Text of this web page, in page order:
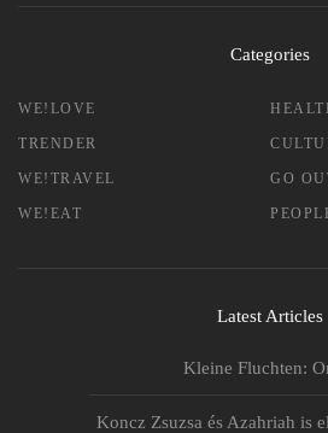
Categories
WE!LOVE
TRENDER
WE!TRAVEL
WE!EAT
GO
Latest Articles
Kleine Fluchten:
Koncz Zsuzsa és Azahriah is